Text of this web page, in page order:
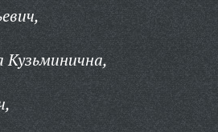
Кузьминична,